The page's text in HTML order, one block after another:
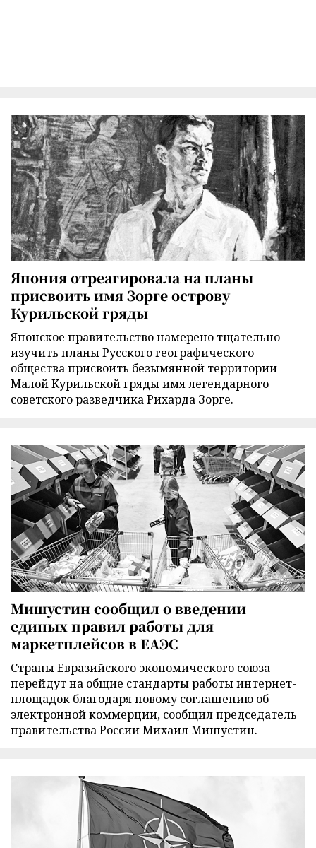
Япония отреагировала на планы
присвоить имя Зорге острову
Курильской гряды
Японское правительство намерено тщательно
изучить планы Русского географического
общества присвоить безымянной территории
Малой Курильской гряды имя легендарного
советского разведчика Рихарда Зорге.
Мишустин сообщил о введении
единых правил работы для
маркетплейсов в ЕАЭС
Страны Евразийского экономического союза
перейдут на общие стандарты работы интернет-
площадок благодаря новому соглашению об
электронной коммерции, сообщил председатель
правительства России Михаил Мишустин.